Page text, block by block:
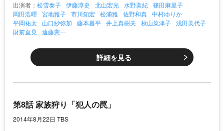
出演者： 松雪泰子 伊藤淳史 北山宏光 水野美紀 篠田麻里子
岡田浩暉 宮地雅子 市川知宏 松浦雅 佐野和真 中村ゆりか
平岡祐太
山口紗弥加 藤本昌平 井上真樹夫 秋山菜津子 浅田美代子
財前直見
遠藤憲一
詳細を見る
第8話 家族狩り「犯人の罠」
2014年8月22日 TBS